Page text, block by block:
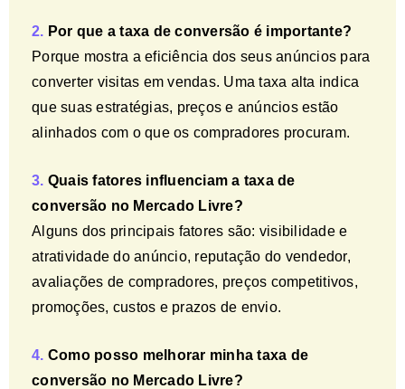
2. Por que a taxa de conversão é importante?
Porque mostra a eficiência dos seus anúncios para
converter visitas em vendas. Uma taxa alta indica
que suas estratégias, preços e anúncios estão
alinhados com o que os compradores procuram.
3. Quais fatores influenciam a taxa de
conversão no Mercado Livre?
Alguns dos principais fatores são: visibilidade e
atratividade do anúncio, reputação do vendedor,
avaliações de compradores, preços competitivos,
promoções, custos e prazos de envio.
4. Como posso melhorar minha taxa de
conversão no Mercado Livre?